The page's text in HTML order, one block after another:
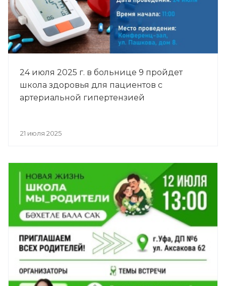
24 июля 2025 г. в больнице 9 пройдет
школа здоровья для пациентов с
артериальной гипертензией
21 июля 2025